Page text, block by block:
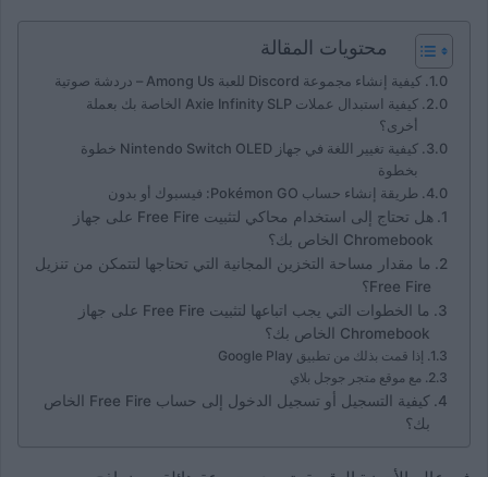
محتويات المقالة
كيفية إنشاء مجموعة Discord للعبة Among Us – دردشة صوتية
كيفية استبدال عملات Axie Infinity SLP الخاصة بك بعملة
أخرى؟
كيفية تغيير اللغة في جهاز Nintendo Switch OLED خطوة
بخطوة
طريقة إنشاء حساب Pokémon GO: فيسبوك أو بدون
هل تحتاج إلى استخدام محاكي لتثبيت Free Fire على جهاز
Chromebook الخاص بك؟
ما مقدار مساحة التخزين المجانية التي تحتاجها لتتمكن من تنزيل
Free Fire؟
ما الخطوات التي يجب اتباعها لتثبيت Free Fire على جهاز
Chromebook الخاص بك؟
إذا قمت بذلك من تطبيق Google Play
مع موقع متجر جوجل بلاي
كيفية التسجيل أو تسجيل الدخول إلى حساب Free Fire الخاص
بك؟